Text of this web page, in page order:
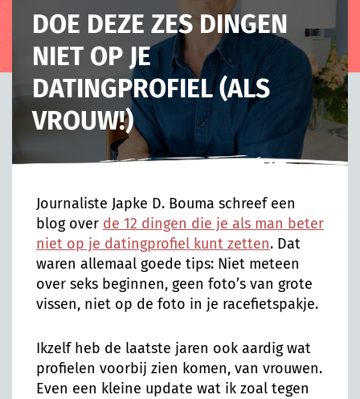
DOE DEZE ZES DINGEN
NIET OP JE
DATINGPROFIEL (ALS
VROUW!)
Journaliste Japke D. Bouma schreef een
blog over de 12 dingen die je als man beter
niet op je datingprofiel kunt zetten. Dat
waren allemaal goede tips: Niet meteen
over seks beginnen, geen foto’s van grote
vissen, niet op de foto in je racefietspakje.
Ikzelf heb de laatste jaren ook aardig wat
profielen voorbij zien komen, van vrouwen.
Even een kleine update wat ik zoal tegen